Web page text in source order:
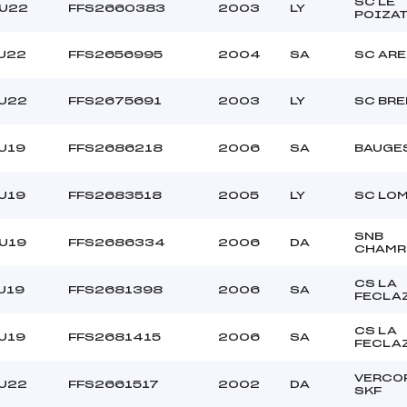
FFS2660383 2003 LY
POIZAT
FFS2656995 2004 SA SC
FFS2675691 2003 LY SC
FFS2686218 2006 SA
FFS2683518 2005 LY SC
FFS2686334 2006 DA
SNB
FFS2681398 2006 SA
CS LA
FFS2681415 2006 SA
CS LA
FFS2661517 2002 DA
SKF